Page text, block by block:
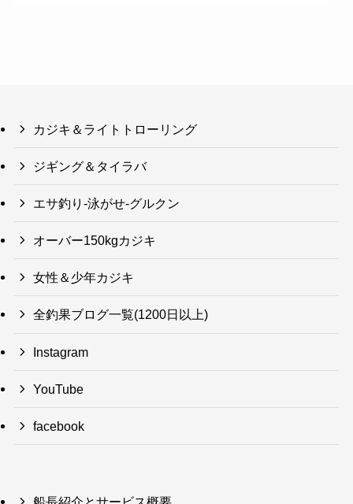
カジキ＆ライトトローリング
ジギング＆タイラバ
エサ釣り-泳がせ-グルクン
オーバー150kgカジキ
女性＆少年カジキ
全釣果ブログ一覧(1200日以上)
Instagram
YouTube
facebook